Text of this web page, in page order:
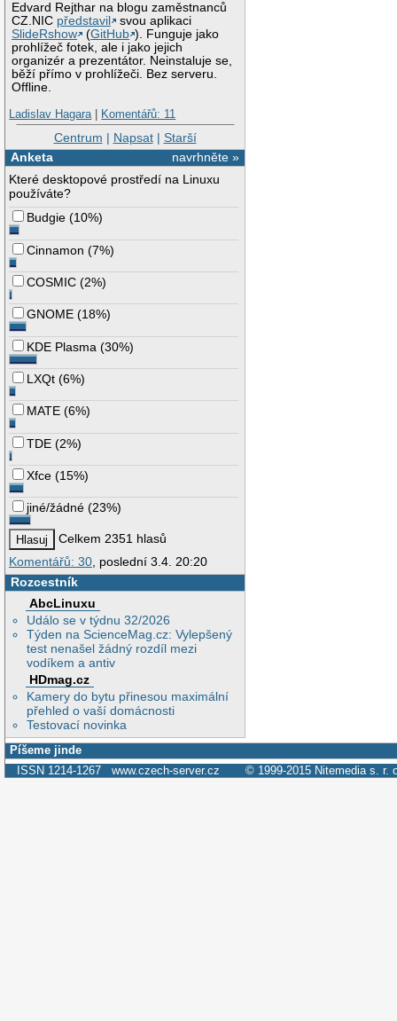
Edvard Rejthar na blogu zaměstnanců
CZ.NIC představil
svou aplikaci
SlideRshow
(GitHub ). Funguje jako
prohlížeč fotek, ale i jako jejich
organizér a prezentátor. Neinstaluje se,
běží přímo v prohlížeči. Bez serveru.
Offline.
Ladislav Hagara| Komentářů: 11
Centrum | Napsat| Starší
navrhněte »
Anketa
Které desktopové prostředí na Linuxu
používáte?
Budgie (10%)
Cinnamon (7%)
COSMIC (2%)
GNOME (18%)
KDE Plasma (30%)
LXQt (6%)
MATE (6%)
TDE (2%)
Xfce (15%)
jiné/žádné (23%)
Celkem 2351 hlasů
Komentářů: 30 , poslední 3.4. 20:20
Rozcestník
AbcLinuxu
Událo se v týdnu 32/2026
Týden na ScienceMag.cz: Vylepšený
test nenašel žádný rozdíl mezi
vodíkem a antiv
HDmag.cz
Kamery do bytu přinesou maximální
přehled o vaší domácnosti
Testovací novinka
Píšeme jinde
ISSN 1214-1267 www.czech-server.cz © 1999-2015 Nitemedia s. r.